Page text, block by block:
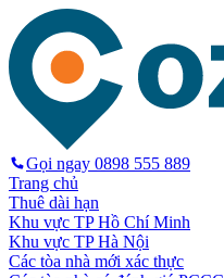
Gọi ngay 0898 555 889
Trang chủ
Thuê dài hạn
Khu vực TP Hồ Chí Minh
Khu vực TP Hà Nội
Các tòa nhà mới xác thực